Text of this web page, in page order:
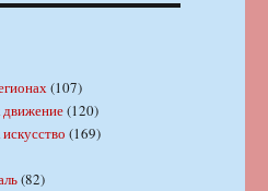
(107)
движение(120)
(169)
(82)